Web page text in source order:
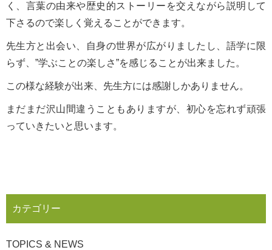
く、言葉の由来や歴史的ストーリーを交えながら説明して
下さるので楽しく覚えることができます。
先生方と出会い、自身の世界が広がりましたし、語学に限
らず、”学ぶことの楽しさ”を感じることが出来ました。
この様な経験が出来、先生方には感謝しかありません。
まだまだ沢山間違うこともありますが、初心を忘れず頑張
っていきたいと思います。
カテゴリー
TOPICS & NEWS